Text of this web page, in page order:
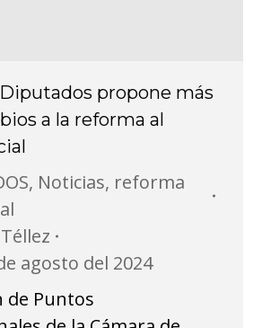
propone más
a la reforma al
, Noticias, reforma
agosto del 2024
de Puntos